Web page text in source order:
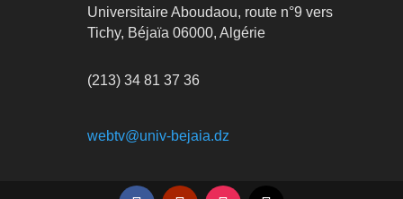
Universitaire Aboudaou, route n°9 vers
Tichy, Béjaïa 06000, Algérie
(213) 34 81 37 36
webtv@univ-bejaia.dz